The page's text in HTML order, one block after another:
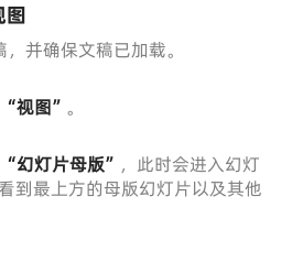
图
并确保文稿已加载。
“视图” 。
“幻灯片母版” ，此时会进入幻灯
到最上方的母版幻灯片以及其他